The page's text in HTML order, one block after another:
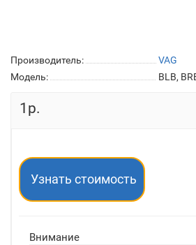
Производитель:
VAG
Модель:
BLB,
1р.
Узнать стоимость
Внимание